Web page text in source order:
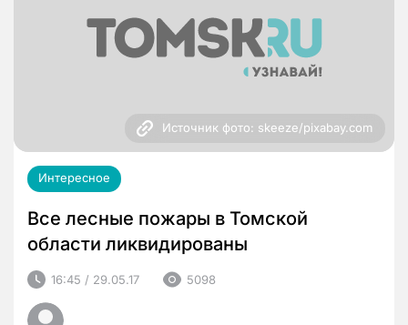
Источник фото: skeeze/pixabay.com
Интересное
Все лесные пожары в Томской
области ликвидированы
16:45 / 29.05.17 5098